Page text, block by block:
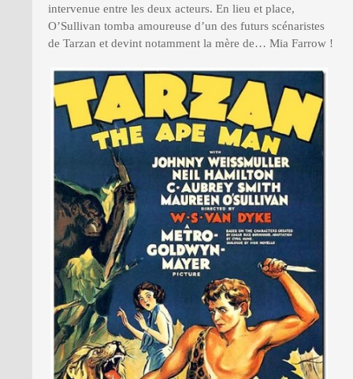
intervenue entre les deux acteurs. En lieu et place,
O’Sullivan tomba amoureuse d’un des futurs scénaristes
de Tarzan et devint notamment la mère de… Mia Farrow !